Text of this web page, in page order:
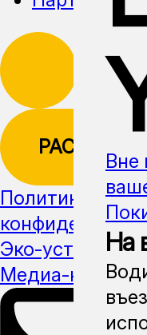
РАССЫЛКА
Политика
Эко-
Медиа-кит
Вне
На